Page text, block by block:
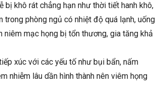
bị khô rát chẳng hạn như thời tiết hanh khô,
phòng ngủ có nhiệt độ quá lạnh, uống
niêm mạc họng bị tổn thương, gia tăng khả
xúc với các yếu tố như bụi bẩn, nấm
nhiễm lâu dần hình thành nên viêm họng